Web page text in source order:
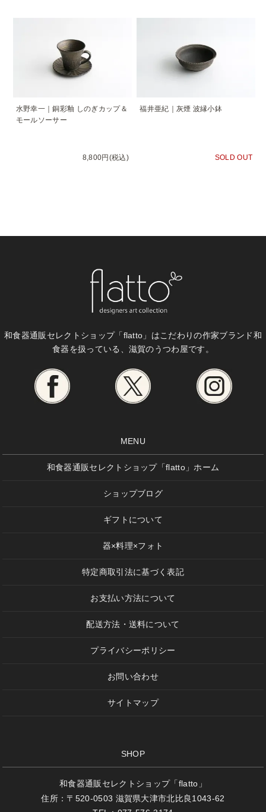
水野幸一｜銅彩釉 しのぎカップ＆
モールソーサー
8,800円(税込)
福井亜紀｜灰煙 波縁小鉢
SOLD OUT
和食器通販セレクトショップ「flatto」はこだわりの作家ブランド和
食器を扱っている、滋賀のうつわ屋です。
MENU
和食器通販セレクトショップ「flatto」ホーム
ショップブログ
ギフトについて
器×料理×フォト
特定商取引法に基づく表記
お支払い方法について
配送方法・送料について
プライバシーポリシー
お問い合わせ
サイトマップ
SHOP
和食器通販セレクトショップ「flatto」
住所：〒520-0503 滋賀県大津市北比良1043-62